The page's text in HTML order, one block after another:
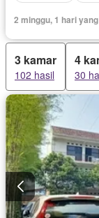
2 minggu, 1 hari
3 kamar
102 hasil
4
30